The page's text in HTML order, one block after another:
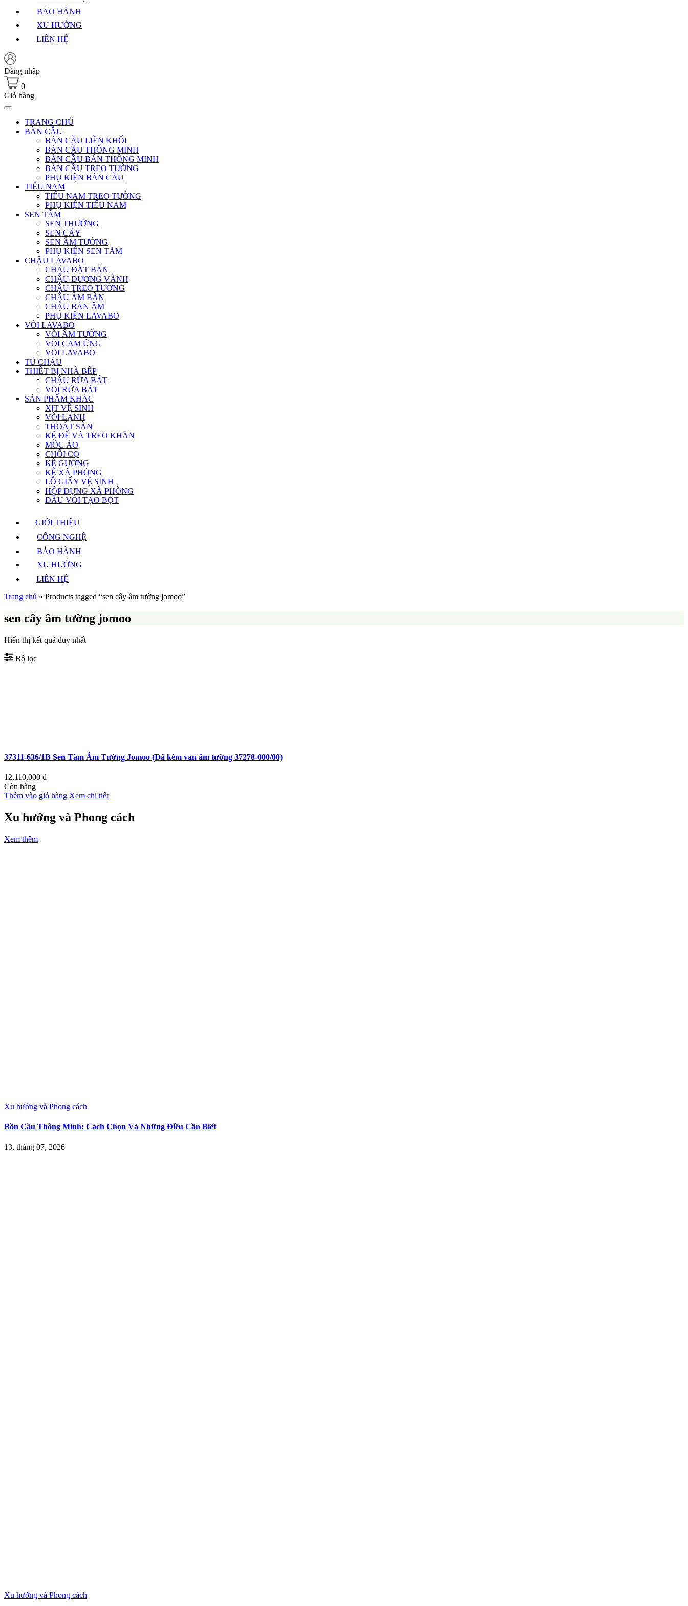
BẢO HÀNH
XU HƯỚNG
LIÊN HỆ
Đăng nhập
0
Giỏ hàng
TRANG CHỦ
BÀN CẦU
BÀN CẦU LIỀN KHỐI
BÀN CẦU THÔNG MINH
BÀN CẦU BÁN THÔNG MINH
BÀN CẦU TREO TƯỜNG
PHỤ KIỆN BÀN CẦU
TIỂU NAM
TIỂU NAM TREO TƯỜNG
PHỤ KIỆN TIỂU NAM
SEN TẮM
SEN THƯỜNG
SEN CÂY
SEN ÂM TƯỜNG
PHỤ KIỆN SEN TẮM
CHẬU LAVABO
CHẬU ĐẶT BÀN
CHẬU DƯƠNG VÀNH
CHẬU TREO TƯỜNG
CHẬU ÂM BÀN
CHẬU BÁN ÂM
PHỤ KIỆN LAVABO
VÒI LAVABO
VÒI ÂM TƯỜNG
VÒI CẢM ỨNG
VÒI LAVABO
TỦ CHẬU
THIẾT BỊ NHÀ BẾP
CHẬU RỬA BÁT
VÒI RỬA BÁT
SẢN PHẨM KHÁC
XỊT VỆ SINH
VÒI LẠNH
THOÁT SÀN
KỆ ĐỂ VÀ TREO KHĂN
MÓC ÁO
CHỔI CỌ
KỆ GƯƠNG
KỆ XÀ PHÒNG
LÔ GIẤY VỆ SINH
HỘP ĐỰNG XÀ PHÒNG
ĐẦU VÒI TẠO BỌT
GIỚI THIỆU
CÔNG NGHỆ
BẢO HÀNH
XU HƯỚNG
LIÊN HỆ
Trang chủ » Products tagged “sen cây âm tường jomoo”
sen cây âm tường jomoo
Hiển thị kết quả duy nhất
Bộ lọc
37311-636/1B Sen Tắm Âm Tường Jomoo (Đã kèm van âm tường 37278-000/00)
12,110,000 đ
Còn hàng
Thêm vào giỏ hàng Xem chi tiết
Xu hướng và Phong cách
Xem thêm
Xu hướng và Phong cách
Bồn Cầu Thông Minh: Cách Chọn Và Những Điều Cần Biết
13, tháng 07, 2026
Xu hướng và Phong cách